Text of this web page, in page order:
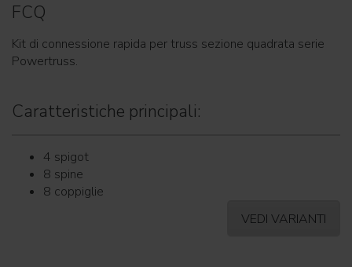
FCQ
Kit di connessione rapida per truss sezione quadrata serie
Powertruss.
Caratteristiche principali:
4 spigot
8 spine
8 coppiglie
VEDI VARIANTI